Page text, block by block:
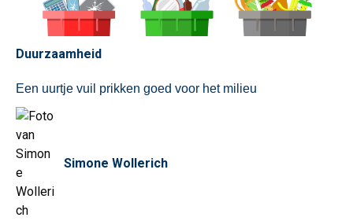
Duurzaamheid
Een uurtje vuil prikken goed voor het milieu
Simone Wollerich